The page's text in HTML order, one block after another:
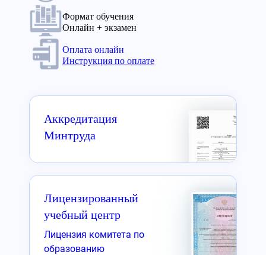
Формат обучения
Онлайн + экзамен
Оплата онлайн
Инструкция по оплате
Аккредитация
Минтруда
Лицензированный
учебный центр
Лицензия комитета по
образованию